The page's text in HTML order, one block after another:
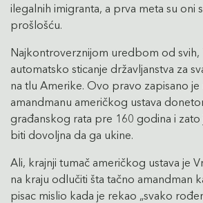
ilegalnih imigranta, a prva meta su oni
prošlošću.
Najkontroverznijom uredbom od
automatsko sticanje državljanstva za
na tlu Amerike. Ovo pravo zapisano je
amandmanu američkog ustava
građanskog rata pre 160 godina i
biti dovoljna da ga ukine.
Ali, krajnji tumač američkog ustava je
na kraju odlučiti šta tačno amandman
pisac mislio kada je rekao „svako